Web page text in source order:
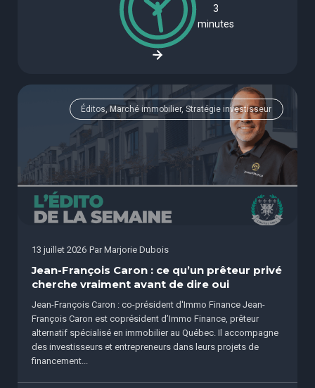
3
minutes
Éditos, Marché immobilier, Stratégie investisseur
13 juillet 2026 Par Marjorie Dubois
Jean-François Caron : ce qu’un prêteur privé
cherche vraiment avant de dire oui
Jean-François Caron : co-président d'Immo Finance Jean-
François Caron est coprésident d’Immo Finance, prêteur
alternatif spécialisé en immobilier au Québec. Il accompagne
des investisseurs et entrepreneurs dans leurs projets de
financement...